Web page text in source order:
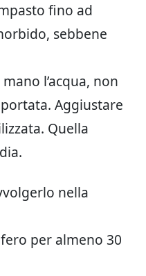
fino ad
sebbene
l’acqua, non
Aggiustare
Quella
nella
per almeno 30